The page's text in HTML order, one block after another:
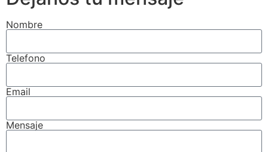
Nombre
Telefono
Email
Mensaje